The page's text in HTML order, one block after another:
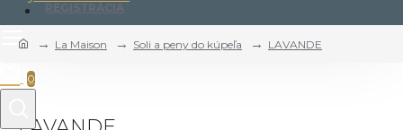
REGISTRÁCIA
0
La Maison Soli a peny do kúpeľa LAVANDE